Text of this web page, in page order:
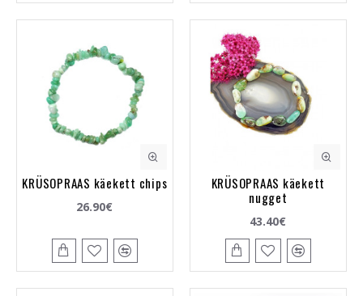
KRÜSOPRAAS käekett chips
26.90€
KRÜSOPRAAS käekett
nugget
43.40€